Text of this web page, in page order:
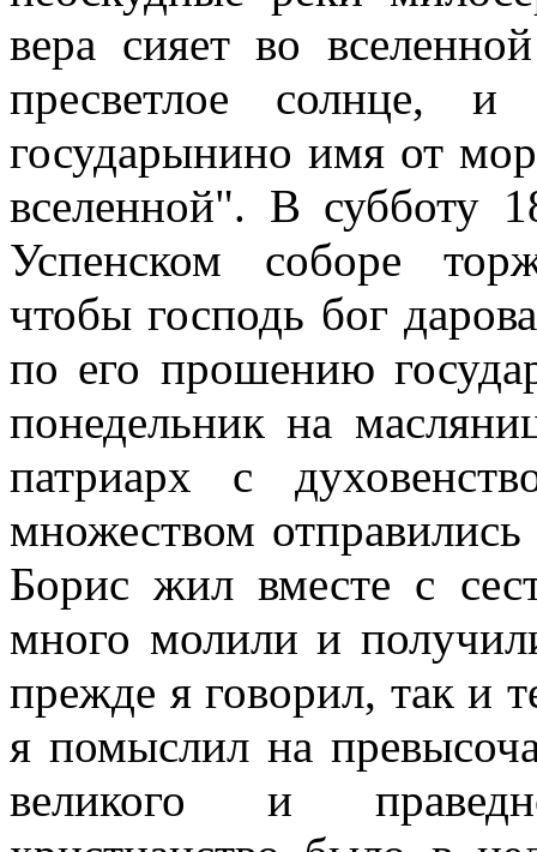
вера сияет во
пресветлое солнце,
государынино имя от
вселенной". В субботу
Успенском соборе
чтобы господь бог
по его прошению
понедельник на
патриарх с
множеством
Борис жил вместе с
много молили и
прежде я говорил, так и
я помыслил на
великого и